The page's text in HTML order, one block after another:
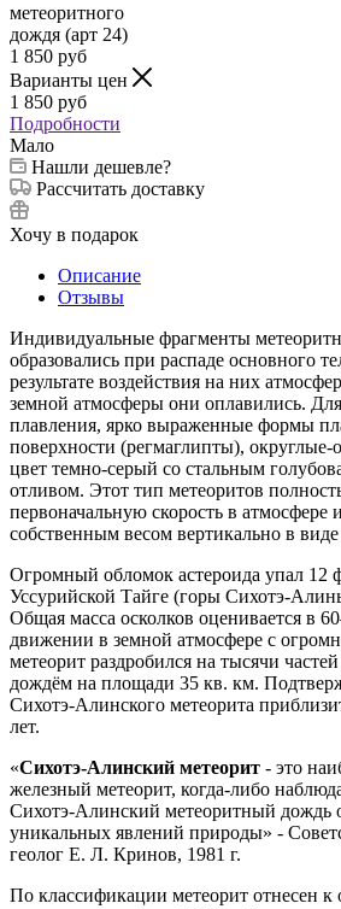
1 850 руб
Варианты цен
1 850 руб
Подробности
Мало
Нашли дешевле?
Рассчитать доставку
Хочу в подарок
Описание
Отзывы
Индивидуальные фрагменты
образовались при распаде основного
результате воздействия на них
земной атмосферы они оплавились.
плавления, ярко выраженные формы
поверхности (регмаглипты),
цвет темно-серый со стальным
отливом. Этот тип метеоритов
первоначальную скорость в атмосфере
собственным весом вертикально в
Огромный обломок астероида упал 12
Уссурийской Тайге (горы Сихотэ-
Общая масса осколков оценивается в
движении в земной атмосфере с
метеорит раздробился на тысячи
дождём на площади 35 кв. км.
Сихотэ-Алинского метеорита
лет.
«Сихотэ-Алинский метеорит - это
железный метеорит, когда-либо
Сихотэ-Алинский метеоритный дождь
уникальных явлений природы» -
геолог Е. Л. Кринов, 1981 г.
По классификации метеорит отнесен к